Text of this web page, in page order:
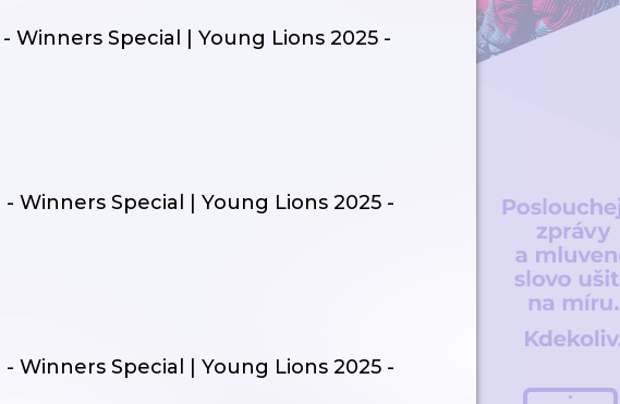
Winners Special | Young Lions 2025 -
Winners Special | Young Lions 2025 -
Winners Special | Young Lions 2025 -